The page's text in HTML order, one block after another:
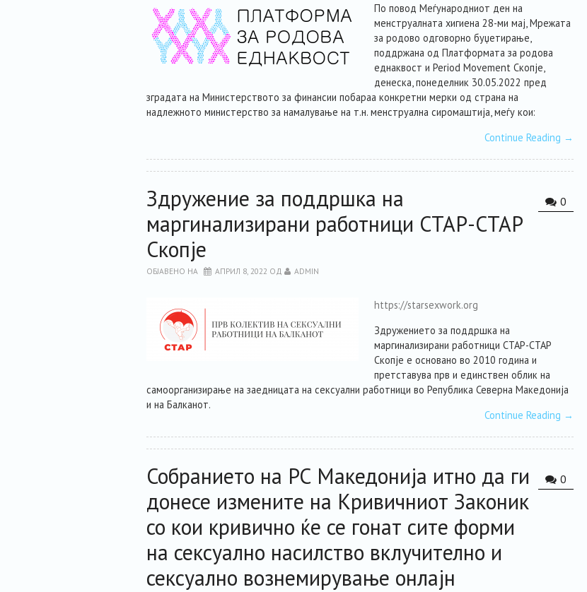
По повод Меѓународниот ден на
менструалната хигиена 28-ми мај, Мрежата
за родово одговорно буџетирање,
поддржана од Платформата за родова
еднаквост и Period Movement Скопје,
денеска, понеделник 30.05.2022 пред
зградата на Министерството за финансии побараа конкретни мерки од страна на
надлежното министерство за намалување на т.н. менструална сиромаштија, меѓу кои:
Continue Reading →
0
Здружение за поддршка на
маргинализирани работници СТАР-СТАР
Скопје
ОБЈАВЕНО НА АПРИЛ 8, 2022 ОД ADMIN
https://starsexwork.org
Здружението за поддршка на
маргинализирани работници СТАР-СТАР
Скопје е основано во 2010 година и
претставува прв и единствен облик на
самоорганизирање на заедницата на сексуални работници во Република Северна Македонија
и на Балканот.
Continue Reading →
0
Собранието на РС Македонија итно да ги
донесе измените на Кривичниот Законик
со кои кривично ќе се гонат сите форми
на сексуално насилство вклучително и
сексуално вознемирување онлајн